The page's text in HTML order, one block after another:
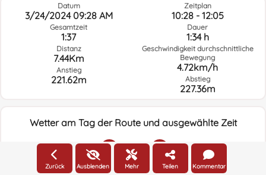
Datum
3/24/2024 09:28 AM
Gesamtzeit
1:37
Distanz
7.44Km
Anstieg
221.62m
Zeitplan
10:28 - 12:05
Dauer
1:34 h
Geschwindigkeit durchschnittliche
Bewegung
4.72km/h
Abstieg
227.36m
Wetter am Tag der Route und ausgewählte Zeit
09:00
Zurück Ausblenden Mehr Teilen Kommentar